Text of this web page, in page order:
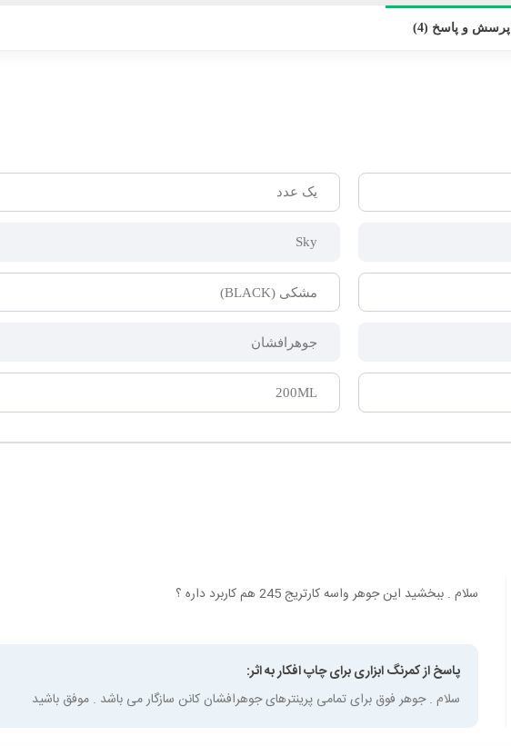
پرسش و پاسخ (4)
یک عدد
Sky
مشکی (BLACK)
جوهرافشان
200ML
سلام . ببخشید این جوهر واسه کارتریج 245 هم کاربرد داره ؟
پاسخ از کمرنگ ابزاری برای چاپ افکار به اثر:
سلام . جوهر فوق برای تمامی پرینترهای جوهرافشان کانن سازگار می باشد . موفق باشید